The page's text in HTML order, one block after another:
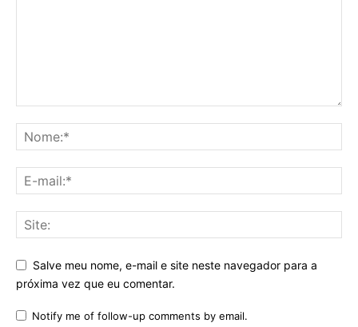
Salve meu nome, e-mail e site neste navegador para a
próxima vez que eu comentar.
Notify me of follow-up comments by email.